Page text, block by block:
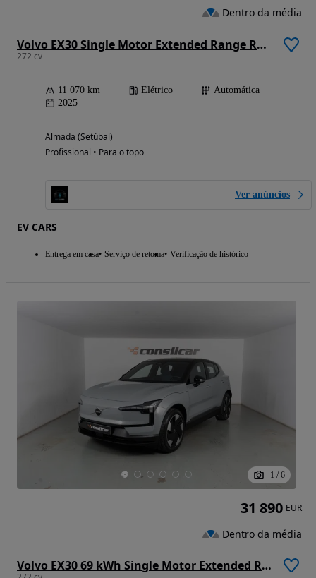
Volvo EX30 Single Motor Extended Range RWD Core
272 cv
11 070 km Elétrico
Automática
2025
Almada (Setúbal)
Profissional • Para o topo
Ver anúncios
EV CARS
Entrega em casa Serviço de retoma Verificação de histórico
Dentro da média
1 / 6
Volvo EX30 69 kWh Single Motor Extended Range Plus
31 890 EUR
Dentro da média